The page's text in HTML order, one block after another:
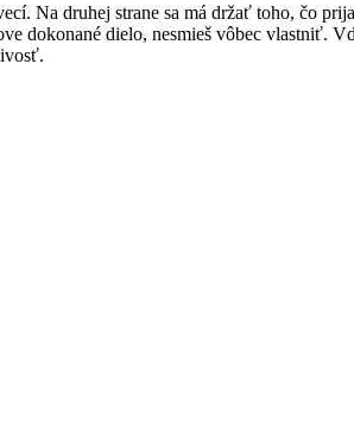
Na druhej strane sa má držať toho, čo
dokonané dielo, nesmieš vôbec vlastniť.